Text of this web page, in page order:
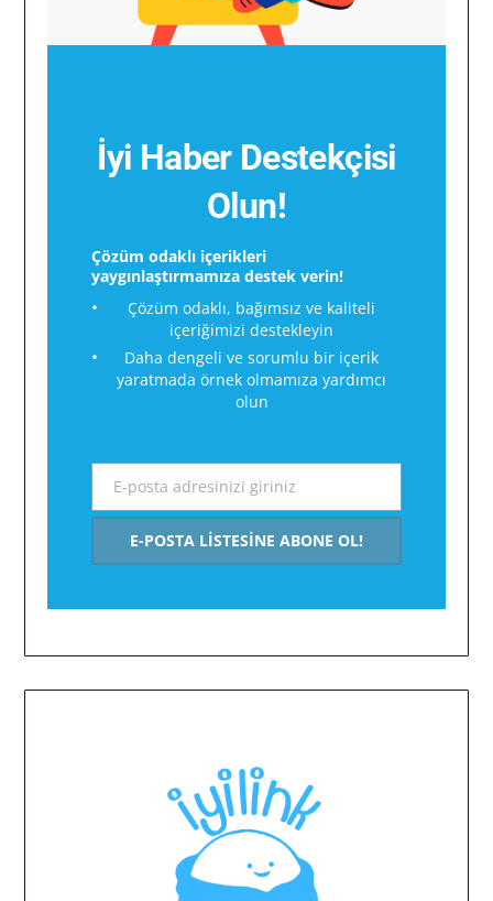
İyi Haber Destekçisi
Olun!
Çözüm odaklı içerikleri
yaygınlaştırmamıza destek verin!
Çözüm odaklı, bağımsız ve kaliteli
içeriğimizi destekleyin
Daha dengeli ve sorumlu bir içerik
yaratmada örnek olmamıza yardımcı
olun
EMAIL
E-posta adresinizi giriniz
E-POSTA LISTESINE ABONE OL!